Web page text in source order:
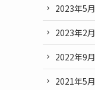
2023年5月
2023年2月
2022年9月
2021年5月